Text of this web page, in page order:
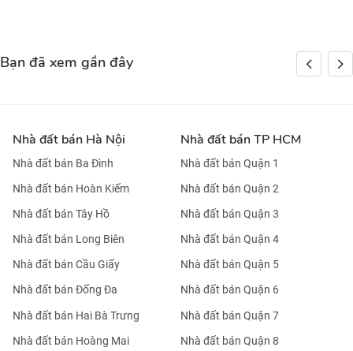
Bạn đã xem gần đây
Nhà đất bán Hà Nội
Nhà đất bán Ba Đình
Nhà đất bán Hoàn Kiếm
Nhà đất bán Tây Hồ
Nhà đất bán Long Biên
Nhà đất bán Cầu Giấy
Nhà đất bán Đống Đa
Nhà đất bán Hai Bà Trưng
Nhà đất bán Hoàng Mai
Nhà đất bán TP HCM
Nhà đất bán Quận 1
Nhà đất bán Quận 2
Nhà đất bán Quận 3
Nhà đất bán Quận 4
Nhà đất bán Quận 5
Nhà đất bán Quận 6
Nhà đất bán Quận 7
Nhà đất bán Quận 8